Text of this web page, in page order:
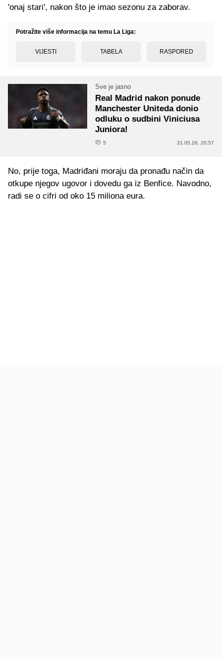
'onaj stari', nakon što je imao sezonu za zaborav.
Potražite više informacija na temu La Liga:
VIJESTI TABELA RASPORED
Sve je jasno
Real Madrid nakon ponude
Manchester Uniteda donio
odluku o sudbini Viniciusa
Juniora!
5 31.05.26. 20:57
No, prije toga, Madriđani moraju da pronađu način da
otkupe njegov ugovor i dovedu ga iz Benfice. Navodno,
radi se o cifri od oko 15 miliona eura.